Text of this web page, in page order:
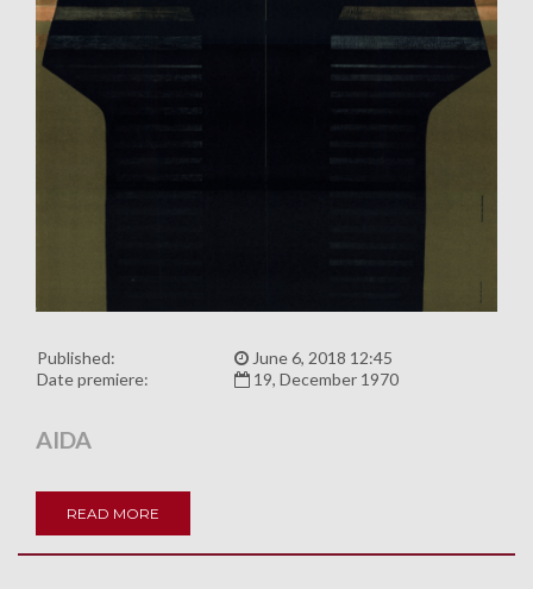
Published:
June 6, 2018 12:45
Date premiere:
19, December 1970
AIDA
READ MORE